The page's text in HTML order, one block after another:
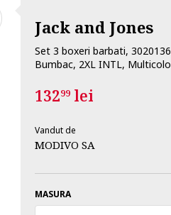
Jack and Jones
Set 3 boxeri barbati,
Bumbac, 2XL INTL,
13299lei
Vandut de
MODIVO SA
MASURA